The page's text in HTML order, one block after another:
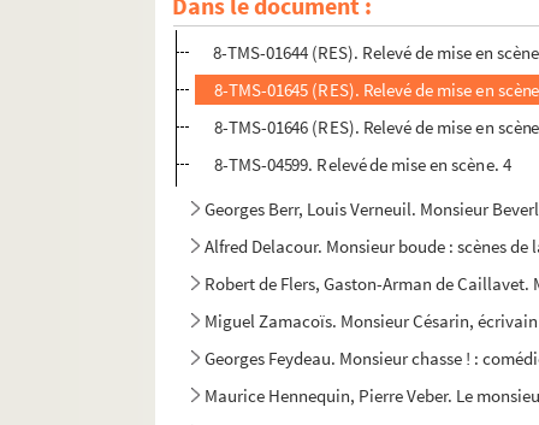
Alexandre Dumas fils. Monsieur Alphonse :
8-TMS-01644 (RES). Relevé de mise en
8-TMS-01645 (RES). Relevé de mise en
8-TMS-01646 (RES). Relevé de mise en
8-TMS-04599. Relevé de mise en scène. 4
Georges Berr, Louis Verneuil. Monsieur
Alfred Delacour. Monsieur boude : scènes de
Robert de Flers, Gaston-Arman de
Miguel Zamacoïs. Monsieur Césarin,
Georges Feydeau. Monsieur chasse ! :
Maurice Hennequin, Pierre Veber. Le